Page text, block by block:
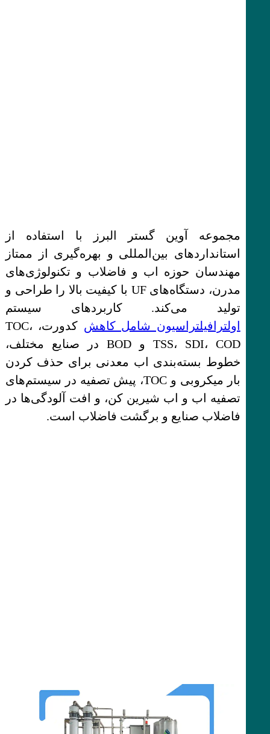
مجموعه آوین گستر البرز با استفاده از
استانداردهای بین‌المللی و بهره‌گیری از ممتاز
مهندسان حوزه اب و فاضلاب و تکنولوژی‌های
مدرن، دستگاه‌های UF با کیفیت بالا را طراحی و
تولید می‌کند. کاربردهای سیستم
اولترافیلتراسیون شامل کاهش
کدورت، TOC،
TSS، SDI، COD و BOD در صنایع مختلف،
خطوط بسته‌بندی اب معدنی برای حذف کردن
بار میکروبی و TOC، پیش تصفیه در سیستم‌های
تصفیه اب و اب شیرین کن، و افت آلودگی‌ها در
فاضلاب صنایع و برگشت فاضلاب است.